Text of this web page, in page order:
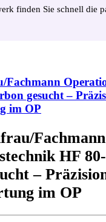
finden Sie schnell die
Fachmann
gesucht –
im OP
Fachmann
HF
–
im OP